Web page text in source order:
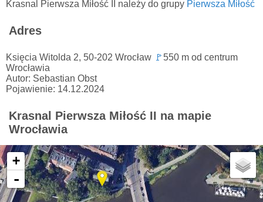
Krasnal Pierwsza Miłość II należy do grupy Pierwsza Miłość
Adres
Księcia Witolda 2, 50-202 Wrocław 🚩 550 m od centrum
Wrocławia
Autor: Sebastian Obst
Pojawienie: 14.12.2024
Krasnal Pierwsza Miłość II na mapie
Wrocławia
+
-